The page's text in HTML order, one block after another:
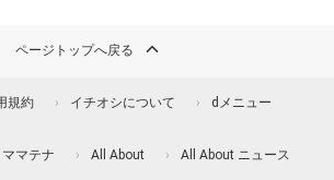
ページトップへ戻る
規約 イチオシについて dメニュー
ママテナ All About All About ニュース